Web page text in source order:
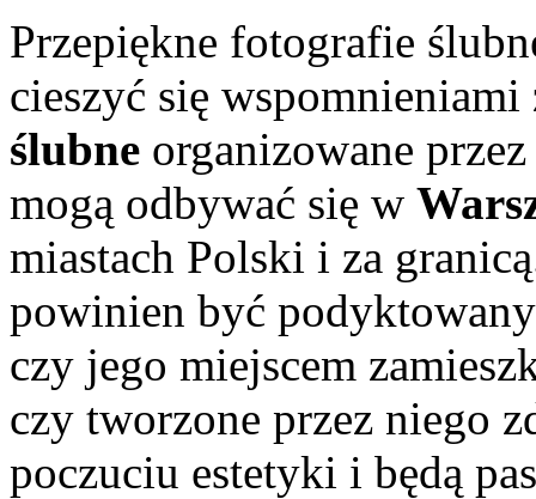
Przepiękne fotografie
cieszyć się
ślubne organizowane
mogą odbywać się w
miastach Polski i za
powinien być
czy jego miejscem
czy tworzone przez niego
poczuciu estetyki i będą